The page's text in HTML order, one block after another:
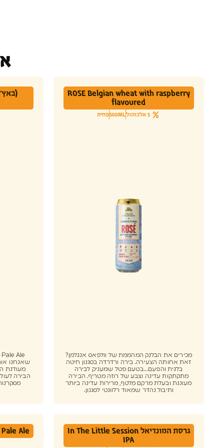
ROSE Belgian wheat with raspberry
flavoured
5 אלכוהול 500MLפחית
מכירים את הבלנק המהממת של וולפאס אנגלמן?
זאת אחותה הצעירה. בירה ורדרדה בסגנון חיטה
בלגית והפעם...בטעם פטל שמעניק לבירה
מתקתקות עדינה וצבע של רוזה מטריף. הבירה
מעוננת ובעלת מרקם מלטף, מרירות עדינה ביותר
ותיבול נהדר שמאוד רלוונטי לסגנון.
שאנחנו
מעודנת
הבירה
גרסת המונדיאל In The Little Session
IPA
Pale Ale